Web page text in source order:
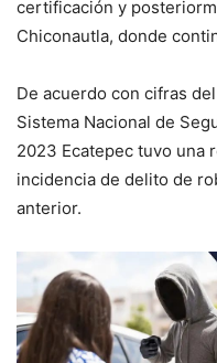
certificación y
Chiconautla, donde
De acuerdo con cifras
Sistema Nacional de
2023 Ecatepec tuvo una
incidencia de delito de
anterior.